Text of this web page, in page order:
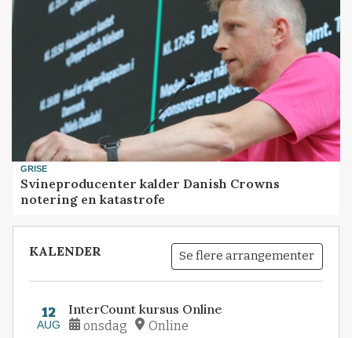
GRISE
Svineproducenter kalder Danish Crowns
notering en katastrofe
KALENDER Se flere arrangementer
12
AUG
InterCount kursus Online
onsdag Online